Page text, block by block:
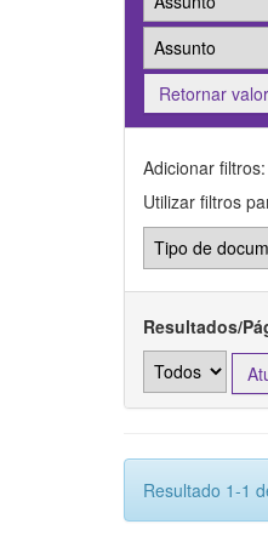
Retornar
Adicionar filtros:
Utilizar filtros
Resultados/
Resultado 1-1